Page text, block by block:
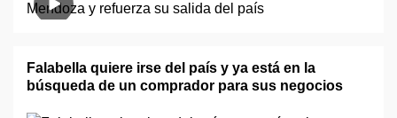
Falabella quiere irse del país y ya está en la
búsqueda de un comprador para sus negocios